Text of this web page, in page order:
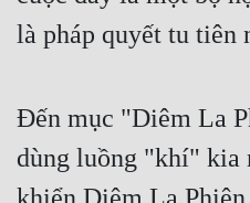
Dị Giới
Gia Đấu
Góc Nhìn Nam
là pháp quyết tu tiên
Đến mục "Diêm La
dùng luồng "khí" kia